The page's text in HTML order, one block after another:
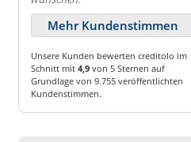
Mehr Kundenstimmen
Unsere Kunden bewerten creditolo im
Schnitt mit 4,9 von 5 Sternen auf
Grundlage von 9.755 veröffentlichten
Kundenstimmen.